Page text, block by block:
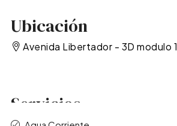
Ubicación
Avenida Libertador - 3D modulo 1
Servicios